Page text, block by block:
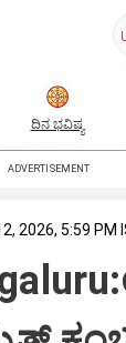
ದಿನ ಭವಿಷ್ಯ
ADVERTISEMENT
2026, 5:59 PM